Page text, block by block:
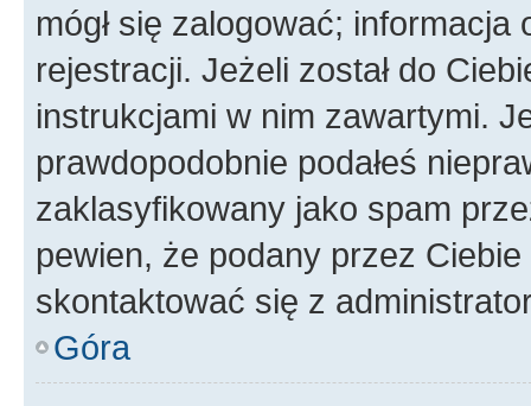
mógł się zalogować;
rejestracji. Jeżeli został do
instrukcjami w nim zawartymi.
prawdopodobnie podałeś
zaklasyfikowany jako spam
pewien, że podany przez
skontaktować się z
Góra